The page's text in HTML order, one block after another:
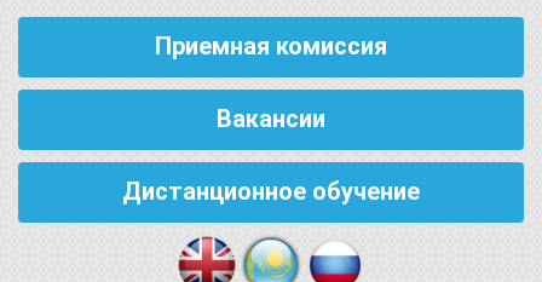
Приемная комиссия
Вакансии
Дистанционное обучение